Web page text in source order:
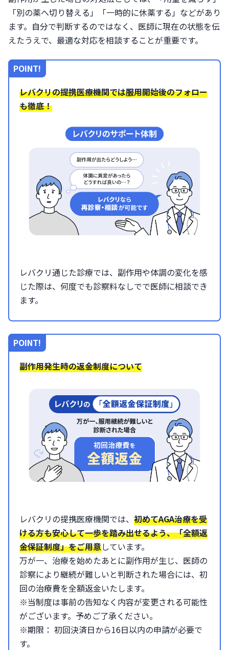
「別の薬へ切り替える」「一時的に休薬する」などがあり
ます。自分で判断するのではなく、医師に現在の状態を伝
えたうえで、最適な対応を相談することが重要です。
POINT!
レバクリの提携医療機関では服用開始後のフォロー
も徹底！
レバクリ通じた診療では、副作用や体調の変化を感
じた際は、何度でも診察料なしでで医師に相談でき
ます。
POINT!
副作用発生時の返金制度について
レバクリの提携医療機関では、 初めてAGA治療を受
ける方も安心して一歩を踏み出せるよう、「全額返
金保証制度」をご用意しています。
万が一、治療を始めたあとに副作用が生じ、医師の
診察により継続が難しいと判断された場合には、初
回の治療費を全額返金いたします。
※当制度は事前の告知なく内容が変更される可能性
がございます。予めご了承ください。
※期限： 初回決済日から16日以内の申請が必要で
す。